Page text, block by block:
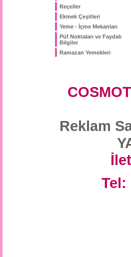
Reçeller
Ekmek Çeşitleri
Yeme - İçme Mekanları
Püf Noktaları ve Faydalı
Bilgiler
Ramazan Yemekleri
Reklam
Tel: